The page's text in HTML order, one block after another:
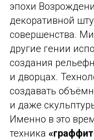
эпохи
декоративной
совершенства.
другие гении
создания
и дворцах.
создавать
и даже
Именно в это
техника